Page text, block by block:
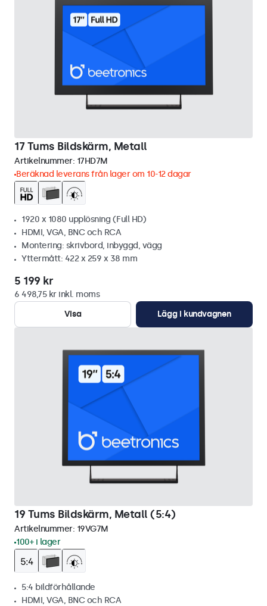
17 Tums Bildskärm, Metall
Artikelnummer: 17HD7M
Beräknad leverans från lager om 10-12 dagar
1920 x 1080 upplösning (Full HD)
HDMI, VGA, BNC och RCA
Montering: skrivbord, inbyggd, vägg
Yttermått: 422 x 259 x 38 mm
5 199 kr
6 498,75 kr inkl. moms
Visa
Lägg i kundvagnen
19 Tums Bildskärm, Metall (5:4)
Artikelnummer: 19VG7M
100+ i lager
5:4 bildförhållande
HDMI, VGA, BNC och RCA